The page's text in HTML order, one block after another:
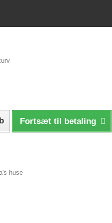
Fortsæt til betaling
huse